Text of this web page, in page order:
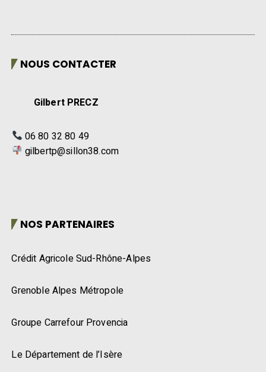
NOUS CONTACTER
Gilbert PRECZ
06 80 32 80 49
gilbertp@sillon38.com
NOS PARTENAIRES
Crédit Agricole Sud-Rhône-Alpes
Grenoble Alpes Métropole
Groupe Carrefour Provencia
Le Département de l’Isère